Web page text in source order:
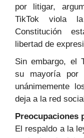
por litigar,
TikTok viola
Constitución
libertad de
Sin embargo, el
su mayoría por
unánimemente
deja a la red
Preocupaciones
El respaldo a la